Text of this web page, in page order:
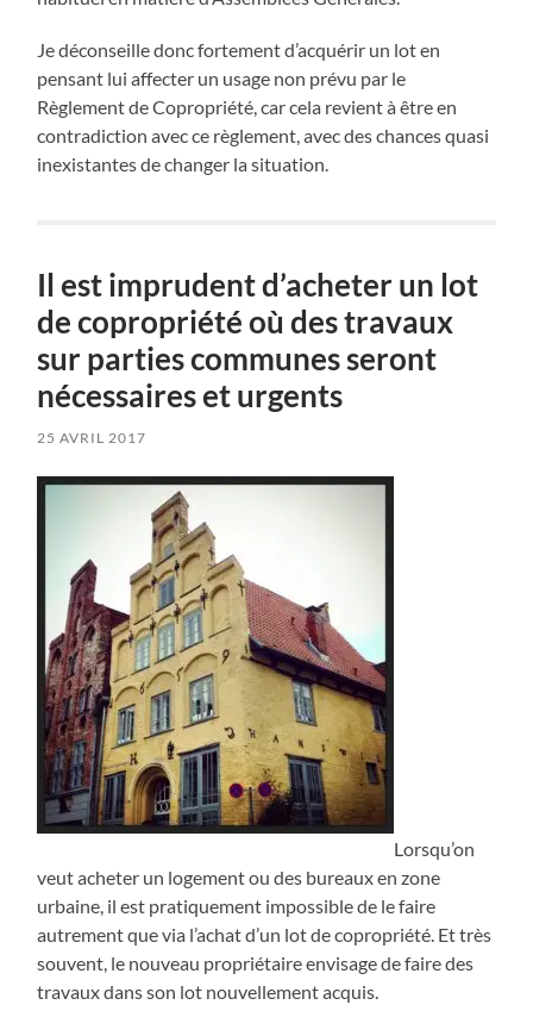
Je déconseille donc fortement d’acquérir un lot en
pensant lui affecter un usage non prévu par le
Règlement de Copropriété, car cela revient à être en
contradiction avec ce règlement, avec des chances quasi
inexistantes de changer la situation.
Il est imprudent d’acheter un lot
de copropriété où des travaux
sur parties communes seront
nécessaires et urgents
25 AVRIL 2017
Lorsqu’on
veut acheter un logement ou des bureaux en zone
urbaine, il est pratiquement impossible de le faire
autrement que via l’achat d’un lot de copropriété. Et très
souvent, le nouveau propriétaire envisage de faire des
travaux dans son lot nouvellement acquis.